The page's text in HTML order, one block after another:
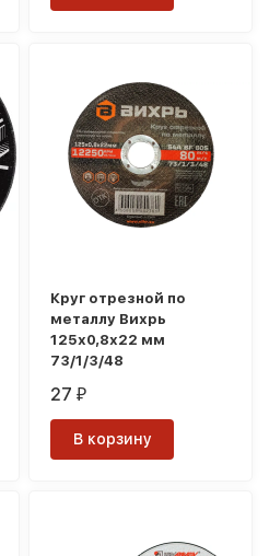
Круг отрезной по
металлу Вихрь
125х0,8х22 мм
73/1/3/48
27₽
В корзину